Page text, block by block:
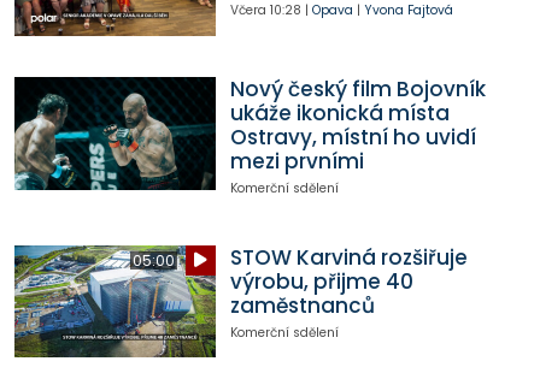
Včera 10:28 | Opava | Yvona Fajtová
Nový český film Bojovník
ukáže ikonická místa
Ostravy, místní ho uvidí
mezi prvními
Komerční sdělení
05:00
STOW Karviná rozšiřuje
výrobu, přijme 40
zaměstnanců
Komerční sdělení